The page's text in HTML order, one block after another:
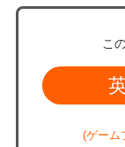
こ
(ゲーム